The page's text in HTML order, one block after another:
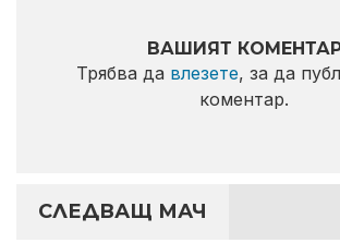
ВАШИЯТ
Трябва да влезете, за да
коментар.
СЛЕДВАЩ МАЧ